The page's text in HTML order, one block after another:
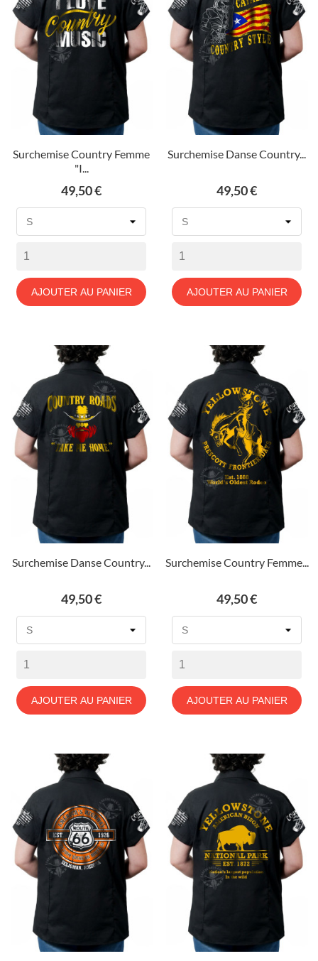
Surchemise Country Femme
"I...
Prix
49,50 €
AJOUTER AU PANIER
Surchemise Danse Country...
Prix
49,50 €
AJOUTER AU PANIER
Surchemise Danse Country...
Prix
49,50 €
AJOUTER AU PANIER
Surchemise Country Femme...
Prix
49,50 €
AJOUTER AU PANIER